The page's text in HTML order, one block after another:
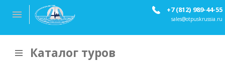
+7 (812) 989-44-55
sales@otpuskrussia.ru
Каталог туров